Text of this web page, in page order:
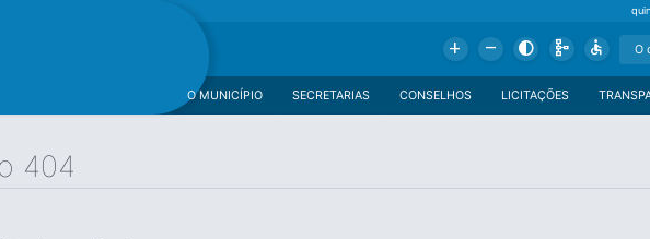
Add Remove Contrast Schema Accessible
LICITAÇÕES
CONSELHOS
SECRETARIAS
O MUNICÍPIO
404